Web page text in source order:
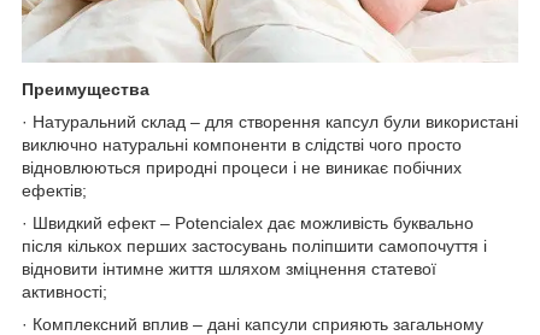
Преимущества
· Натуральний склад – для створення капсул були використані
виключно натуральні компоненти в слідстві чого просто
відновлюються природні процеси і не виникає побічних
ефектів;
· Швидкий ефект – Potencialex дає можливість буквально
після кількох перших застосувань поліпшити самопочуття і
відновити інтимне життя шляхом зміцнення статевої
активності;
· Комплексний вплив – дані капсули сприяють загальному